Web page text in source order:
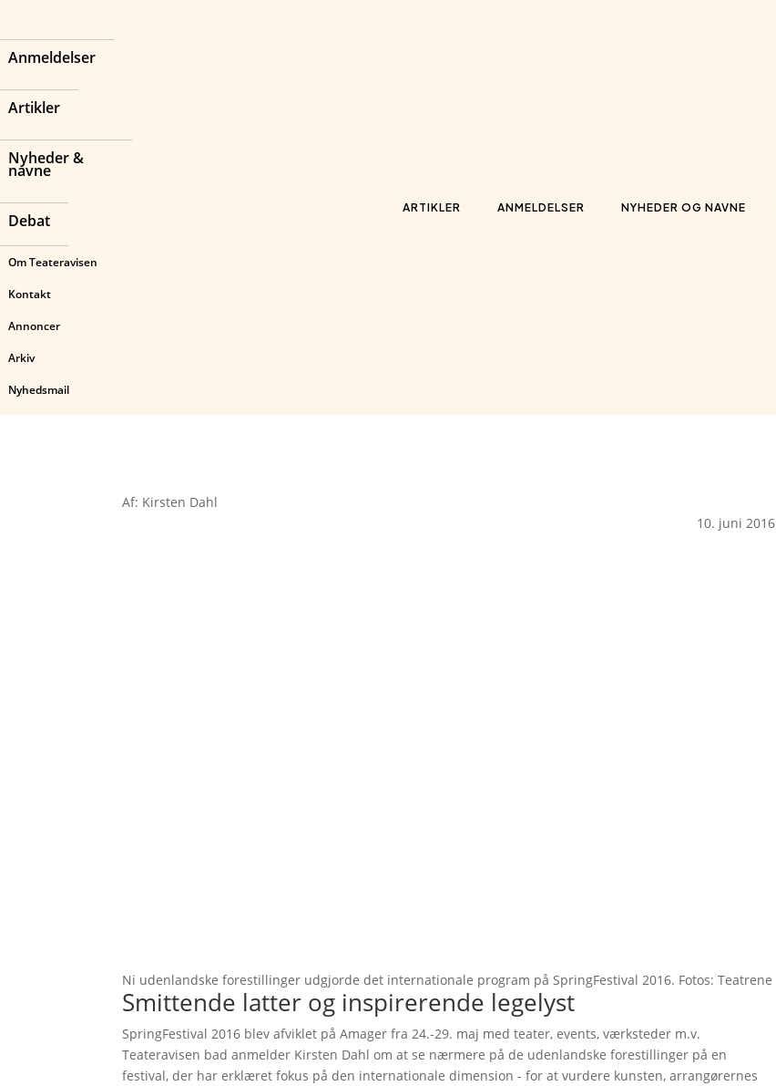
Anmeldelser
Artikler
Nyheder &
navne
Debat
Om Teateravisen
Kontakt
Annoncer
Arkiv
Nyhedsmail
ARTIKLER ANMELDELSER NYHEDER OG NAVNE
Af: Kirsten Dahl
10. juni 2016
Ni udenlandske forestillinger udgjorde det internationale program på SpringFestival 2016. Fotos: Teatrene
Smittende latter og inspirerende legelyst
SpringFestival 2016 blev afviklet på Amager fra 24.-29. maj med teater, events, værksteder m.v.
Teateravisen bad anmelder Kirsten Dahl om at se nærmere på de udenlandske forestillinger på en
festival, der har erklæret fokus på den internationale dimension - for at vurdere kunsten, arrangørernes